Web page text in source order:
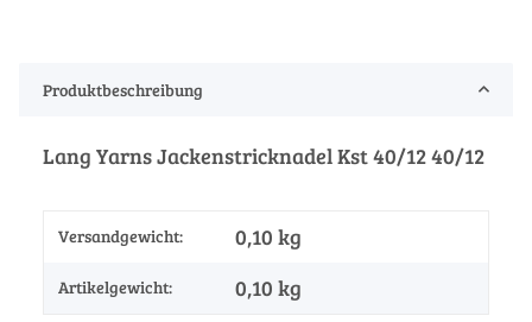
Produktbeschreibung
Lang Yarns Jackenstricknadel Kst 40/12 40/12
Versandgewicht: 0,10 kg
Artikelgewicht: 0,10 kg